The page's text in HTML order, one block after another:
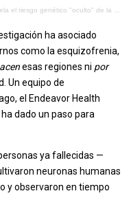
"oculto" de la esquizofrenia y otros trastornos mentales
ha asociado
como la esquizofrenia,
esas regiones ni por
Un equipo de
el Endeavor Health
dado un paso para
ya fallecidas —
neuronas humanas
y observaron en tiempo